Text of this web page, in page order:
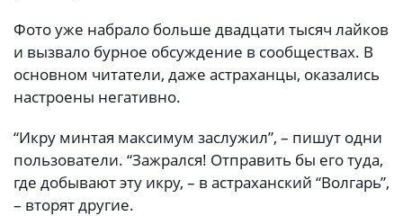
Фото уже набрало больше двадцати тысяч лайков
и вызвало бурное обсуждение в сообществах. В
основном читатели, даже астраханцы, оказались
настроены негативно.
“Икру минтая максимум заслужил”, – пишут одни
пользователи. “Зажрался! Отправить бы его туда,
где добывают эту икру, – в астраханский “Волгарь”,
– вторят другие.